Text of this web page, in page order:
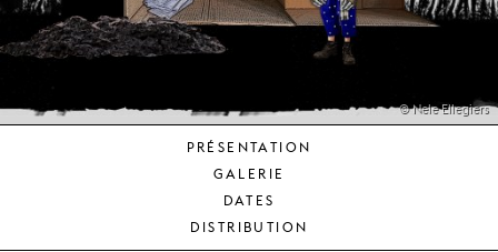
JEUNE
MONNAIE
SOUTENIR
© Nele Ellegiers
PRÉSENTATION
GALERIE
DATES
DISTRIBUTION